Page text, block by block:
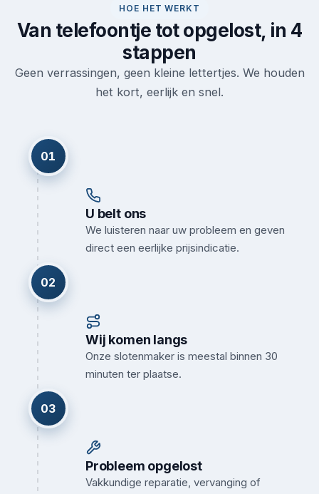
HOE HET WERKT
Van telefoontje tot opgelost, in 4
stappen
Geen verrassingen, geen kleine lettertjes. We houden
het kort, eerlijk en snel.
01
U belt ons
We luisteren naar uw probleem en geven
direct een eerlijke prijsindicatie.
02
Wij komen langs
Onze slotenmaker is meestal binnen 30
minuten ter plaatse.
03
Probleem opgelost
Vakkundige reparatie, vervanging of